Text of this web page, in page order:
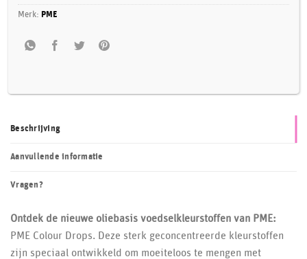
Merk: PME
Beschrijving
Aanvullende informatie
Vragen?
Ontdek de nieuwe oliebasis voedselkleurstoffen van PME:
PME Colour Drops. Deze sterk geconcentreerde kleurstoffen
zijn speciaal ontwikkeld om moeiteloos te mengen met